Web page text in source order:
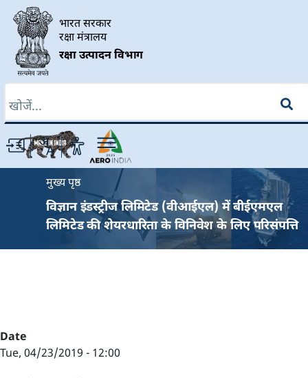
Skip to main content
भारत सरकार
रक्षा मंत्रालय
रक्षा उत्पादन विभाग
मुख्य पृष्ठ
विज्ञान इंडस्ट्रीज लिमिटेड (वीआईएल) में बीईएमएल
लिमिटेड की शेयरधारिता के विनिवेश के लिए परिसंपत्ति
मूल्यांकनकर्ता के चयन के लिए अनुरोध प्रस्ताव
Date
Tue, 04/23/2019 - 12:00